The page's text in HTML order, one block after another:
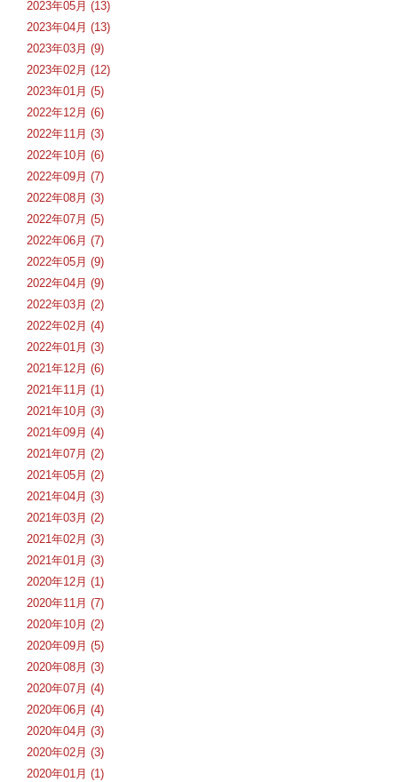
2023年05月 (13)
2023年04月 (13)
2023年03月 (9)
2023年02月 (12)
2023年01月 (5)
2022年12月 (6)
2022年11月 (3)
2022年10月 (6)
2022年09月 (7)
2022年08月 (3)
2022年07月 (5)
2022年06月 (7)
2022年05月 (9)
2022年04月 (9)
2022年03月 (2)
2022年02月 (4)
2022年01月 (3)
2021年12月 (6)
2021年11月 (1)
2021年10月 (3)
2021年09月 (4)
2021年07月 (2)
2021年05月 (2)
2021年04月 (3)
2021年03月 (2)
2021年02月 (3)
2021年01月 (3)
2020年12月 (1)
2020年11月 (7)
2020年10月 (2)
2020年09月 (5)
2020年08月 (3)
2020年07月 (4)
2020年06月 (4)
2020年04月 (3)
2020年02月 (3)
2020年01月 (1)